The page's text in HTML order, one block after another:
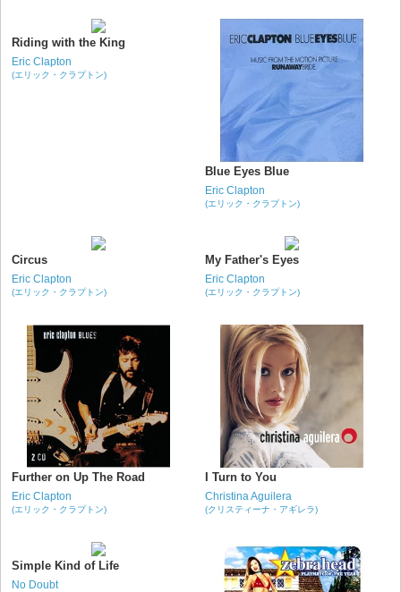
Riding with the King
Eric Clapton
(エリック・クラプトン)
Blue Eyes Blue
Eric Clapton
(エリック・クラプトン)
Circus
Eric Clapton
(エリック・クラプトン)
My Father's Eyes
Eric Clapton
(エリック・クラプトン)
Further on Up The Road
Eric Clapton
(エリック・クラプトン)
I Turn to You
Christina Aguilera
(クリスティーナ・アギレラ)
Simple Kind of Life
No Doubt